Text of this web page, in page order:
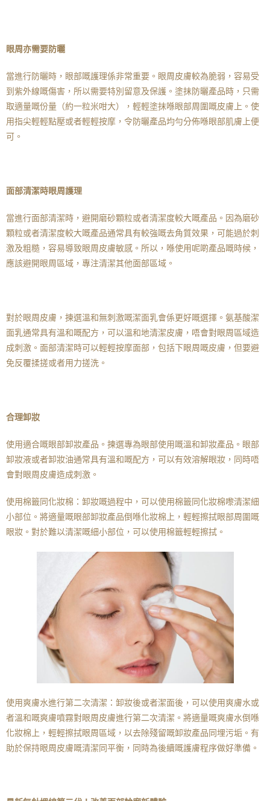
眼周亦需要防曬
當進行防曬時，眼部嘅護理係非常重要。眼周皮膚較為脆弱，容易受
到紫外線嘅傷害，所以需要特別留意及保護。塗抹防曬產品時，只需
取適量嘅份量（約一粒米咁大），輕輕塗抹喺眼部周圍嘅皮膚上。使
用指尖輕輕點壓或者輕輕按摩，令防曬產品均勻分佈喺眼部肌膚上便
可。
面部清潔時眼周護理
當進行面部清潔時，避開磨砂顆粒或者清潔度較大嘅產品。因為磨砂
顆粒或者清潔度較大嘅產品通常具有較強嘅去角質效果，可能過於刺
激及粗糙，容易導致眼周皮膚敏感。所以，喺使用呢啲產品嘅時候，
應該避開眼周區域，專注清潔其他面部區域。
對於眼周皮膚，揀選溫和無刺激嘅潔面乳會係更好嘅選擇。氨基酸潔
面乳通常具有溫和嘅配方，可以溫和地清潔皮膚，唔會對眼周區域造
成刺激。面部清潔時可以輕輕按摩面部，包括下眼周嘅皮膚，但要避
免反覆揉搓或者用力搓洗。
合理卸妝
使用適合嘅眼部卸妝產品。揀選專為眼部使用嘅溫和卸妝產品。眼部
卸妝液或者卸妝油通常具有溫和嘅配方，可以有效溶解眼妝，同時唔
會對眼周皮膚造成刺激。
使用棉籤同化妝棉：卸妝嘅過程中，可以使用棉籤同化妝棉嚟清潔細
小部位。將適量嘅眼部卸妝產品倒喺化妝棉上，輕輕擦拭眼部周圍嘅
眼妝。對於難以清潔嘅細小部位，可以使用棉籤輕輕擦拭。
使用爽膚水進行第二次清潔：卸妝後或者潔面後，可以使用爽膚水或
者溫和嘅爽膚噴霧對眼周皮膚進行第二次清潔。將適量嘅爽膚水倒喺
化妝棉上，輕輕擦拭眼周區域，以去除殘留嘅卸妝產品同埋污垢。有
助於保持眼周皮膚嘅清潔同平衡，同時為後續嘅護膚程序做好準備。